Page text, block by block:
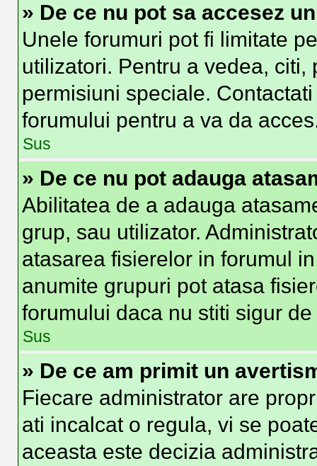
» De ce nu pot sa accesez
Unele forumuri pot fi limitate
utilizatori. Pentru a vedea,
permisiuni speciale.
forumului pentru a va da
Sus
» De ce nu pot adauga
Abilitatea de a adauga
grup, sau utilizator.
atasarea fisierelor in forumul
anumite grupuri pot atasa
forumului daca nu stiti sigur
Sus
» De ce am primit un
Fiecare administrator are
ati incalcat o regula, vi se
aceasta este decizia